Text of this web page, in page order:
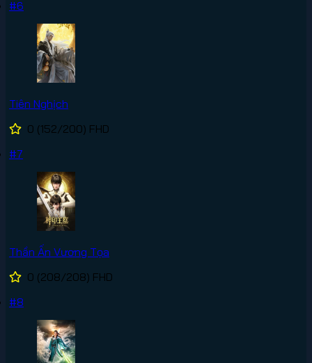
#6
Tiên Nghịch
0 (152/200) FHD
#7
Thần Ấn Vương Tọa
0 (208/208) FHD
#8